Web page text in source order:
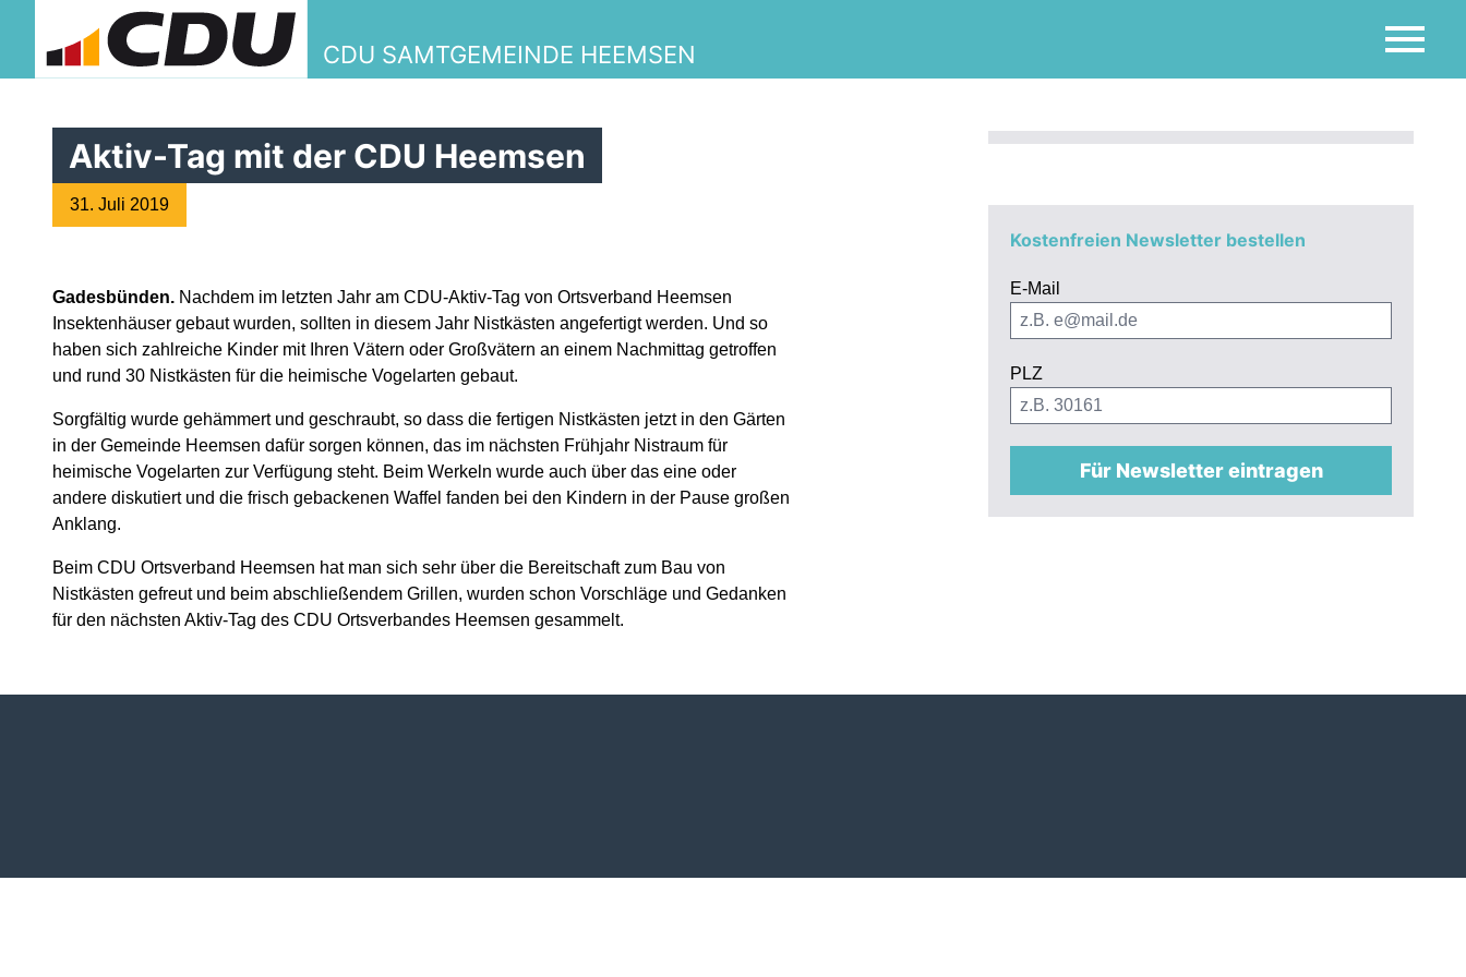
CDU SAMTGEMEINDE HEEMSEN
Kostenfreien Newsletter bestellen
E-Mail
PLZ
Für Newsletter eintragen
Aktiv-Tag mit der CDU Heemsen
31. Juli 2019
Gadesbünden. Nachdem im letzten Jahr am CDU-Aktiv-Tag von Ortsverband Heemsen
Insektenhäuser gebaut wurden, sollten in diesem Jahr Nistkästen angefertigt werden. Und so
haben sich zahlreiche Kinder mit Ihren Vätern oder Großvätern an einem Nachmittag getroffen
und rund 30 Nistkästen für die heimische Vogelarten gebaut.
Sorgfältig wurde gehämmert und geschraubt, so dass die fertigen Nistkästen jetzt in den Gärten
in der Gemeinde Heemsen dafür sorgen können, das im nächsten Frühjahr Nistraum für
heimische Vogelarten zur Verfügung steht. Beim Werkeln wurde auch über das eine oder
andere diskutiert und die frisch gebackenen Waffel fanden bei den Kindern in der Pause großen
Anklang.
Beim CDU Ortsverband Heemsen hat man sich sehr über die Bereitschaft zum Bau von
Nistkästen gefreut und beim abschließendem Grillen, wurden schon Vorschläge und Gedanken
für den nächsten Aktiv-Tag des CDU Ortsverbandes Heemsen gesammelt.